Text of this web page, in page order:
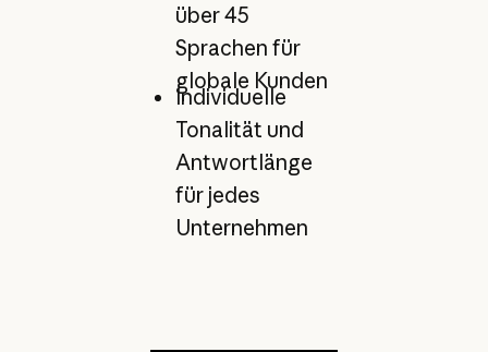
über 45
Sprachen für
globale Kunden
Individuelle
Tonalität und
Antwortlänge
für jedes
Unternehmen